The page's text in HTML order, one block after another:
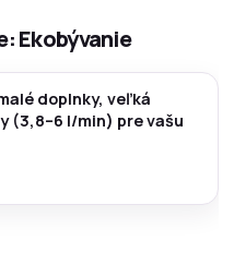
Ekobývanie
doplnky, veľká
(3,8–6 l/min) pre vašu